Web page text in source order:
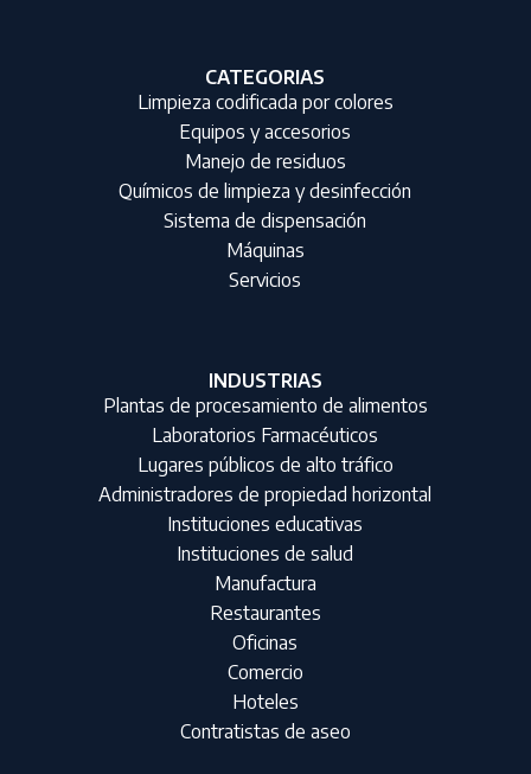
CATEGORIAS
Limpieza codificada por colores
Equipos y accesorios
Manejo de residuos
Químicos de limpieza y desinfección
Sistema de dispensación
Máquinas
Servicios
INDUSTRIAS
Plantas de procesamiento de alimentos
Laboratorios Farmacéuticos
Lugares públicos de alto tráfico
Administradores de propiedad horizontal
Instituciones educativas
Instituciones de salud
Manufactura
Restaurantes
Oficinas
Comercio
Hoteles
Contratistas de aseo